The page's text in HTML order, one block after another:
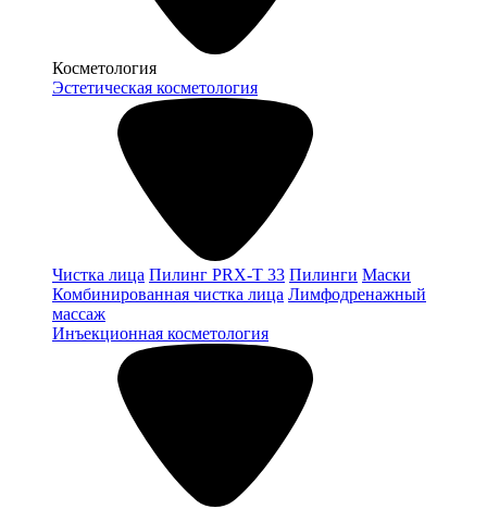
Косметология
Эстетическая косметология
Чистка лица Пилинг PRX-T 33 Пилинги Маски
Комбинированная чистка лица Лимфодренажный
массаж
Инъекционная косметология